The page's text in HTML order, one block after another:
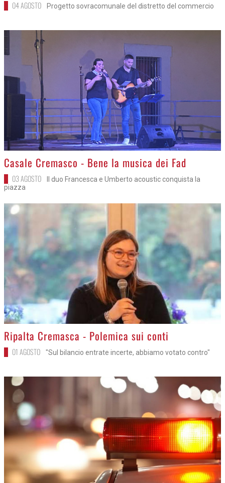
04 AGOSTO Progetto sovracomunale del distretto del commercio
>
Casale Cremasco - Bene la musica dei Fad
03 AGOSTO
Il duo Francesca e Umberto acoustic conquista la
piazza
>
Ripalta Cremasca - Polemica sui conti
01 AGOSTO "Sul bilancio entrate incerte, abbiamo votato contro"